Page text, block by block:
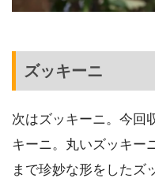
ズッキーニ
次はズッキーニ。今回
キーニ。丸いズッキー
まで珍妙な形をしたズ